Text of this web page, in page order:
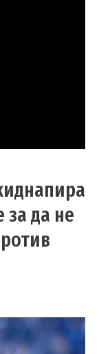
за да не